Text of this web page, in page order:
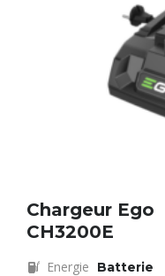
Chargeur Ego
CH3200E
Energie Batterie